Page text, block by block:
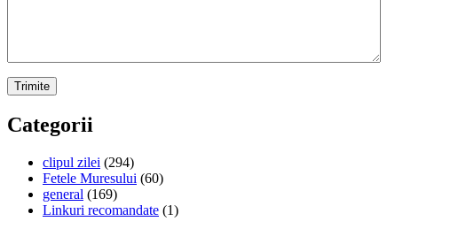
Categorii
clipul zilei (294)
Fetele Muresului (60)
general (169)
Linkuri recomandate (1)